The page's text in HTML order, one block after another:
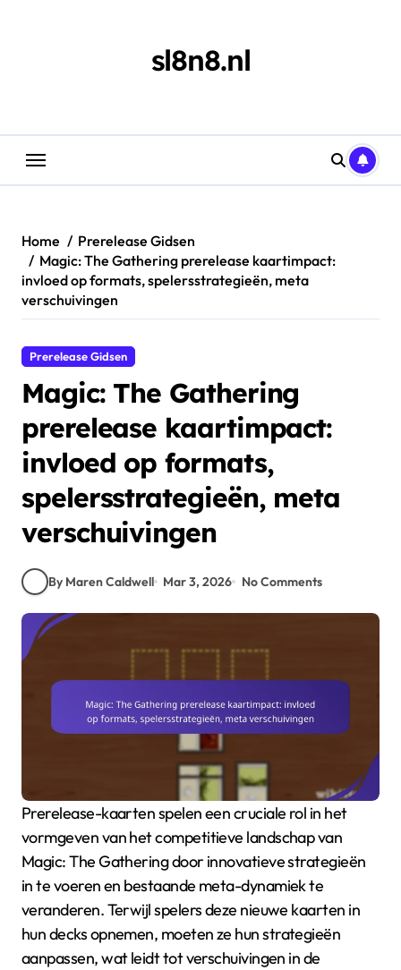
sl8n8.nl
Home
Prerelease Gidsen
Magic: The Gathering prerelease kaartimpact:
invloed op formats, spelersstrategieën, meta
verschuivingen
Prerelease Gidsen
Magic: The Gathering
prerelease kaartimpact:
invloed op formats,
spelersstrategieën, meta
verschuivingen
By Maren Caldwell Mar 3, 2026 No Comments
Prerelease-kaarten spelen een cruciale rol in het
vormgeven van het competitieve landschap van
Magic: The Gathering door innovatieve strategieën
in te voeren en bestaande meta-dynamiek te
veranderen. Terwijl spelers deze nieuwe kaarten in
hun decks opnemen, moeten ze hun strategieën
aanpassen, wat leidt tot verschuivingen in de